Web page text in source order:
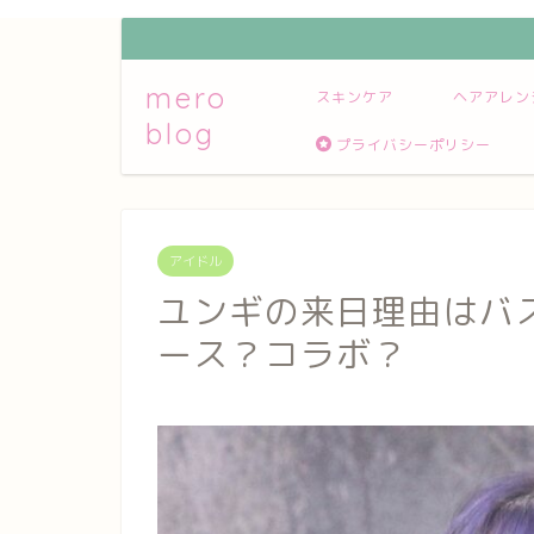
mero
blog
スキンケア ヘアアレン
プライバシーポリシー
アイドル
ユンギの来日理由はバ
ース？コラボ？